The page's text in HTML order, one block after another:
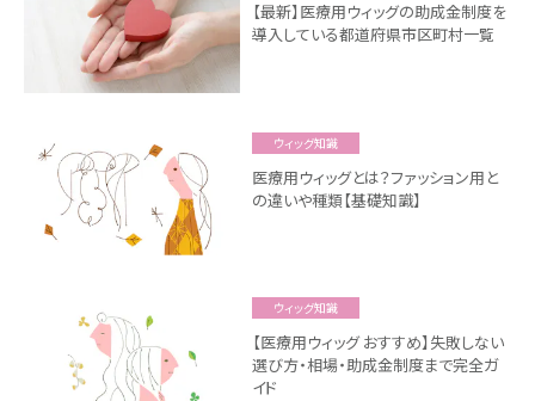
【最新】医療用ウィッグの助成金制度を
導入している都道府県市区町村一覧
ウィッグ知識
医療用ウィッグとは？ファッション用と
の違いや種類【基礎知識】
ウィッグ知識
【医療用ウィッグ おすすめ】失敗しない
選び方・相場・助成金制度まで完全ガ
イド